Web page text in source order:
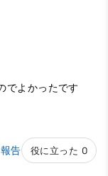
でよかったです
報告 役に立った 0